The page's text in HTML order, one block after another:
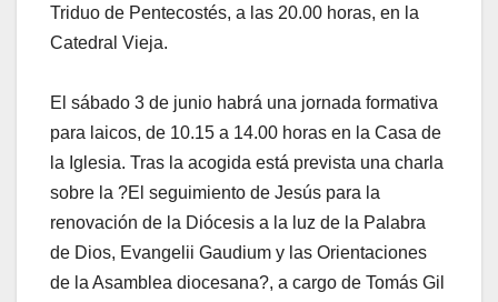
Triduo de Pentecostés, a las 20.00 horas, en la
Catedral Vieja.
El sábado 3 de junio habrá una jornada formativa
para laicos, de 10.15 a 14.00 horas en la Casa de
la Iglesia. Tras la acogida está prevista una charla
sobre la ?El seguimiento de Jesús para la
renovación de la Diócesis a la luz de la Palabra
de Dios, Evangelii Gaudium y las Orientaciones
de la Asamblea diocesana?, a cargo de Tomás Gil